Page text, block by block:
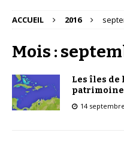
ACCUEIL 2016
Mois :
Les îles de
14